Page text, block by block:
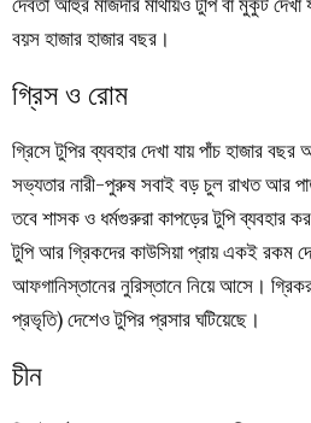
বয়স হাজার হাজার বছর।
গ্রিস ও রোম
গ্রিসে টুপির ব্যবহার দেখা যায় পাঁচ হাজার
সভ্যতার নারী-পুরুষ সবাই বড় চুল রাখত আর
তবে শাসক ও ধর্মগুরুরা কাপড়ের টুপি ব্যবহার
টুপি আর গ্রিকদের কাউসিয়া প্রায় একই রকম
আফগানিস্তানের নুরিস্তানে নিয়ে আসে।
প্রভৃতি) দেশেও টুপির প্রসার ঘটিয়েছে।
চীন